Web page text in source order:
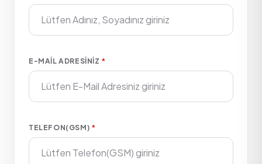
E-MAIL ADRESINIZ *
TELEFON(GSM) *